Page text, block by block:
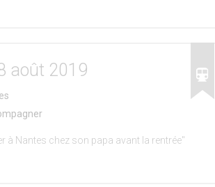
août 2019
à Nantes chez son papa avant la rentrée"